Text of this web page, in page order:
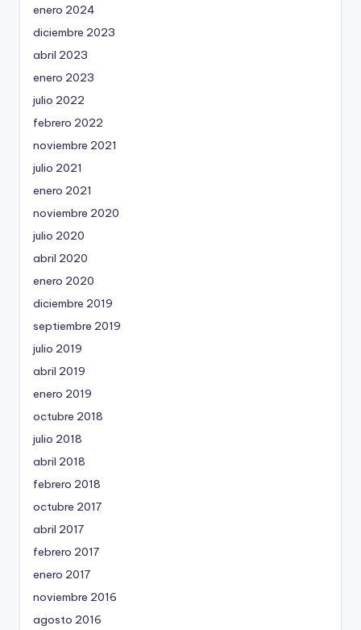
enero 2024
diciembre 2023
abril 2023
enero 2023
julio 2022
febrero 2022
noviembre 2021
julio 2021
enero 2021
noviembre 2020
julio 2020
abril 2020
enero 2020
diciembre 2019
septiembre 2019
julio 2019
abril 2019
enero 2019
octubre 2018
julio 2018
abril 2018
febrero 2018
octubre 2017
abril 2017
febrero 2017
enero 2017
noviembre 2016
agosto 2016